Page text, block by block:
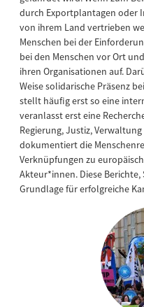
durch Exportplantagen oder
von ihrem Land vertrieben
Menschen bei der
bei den Menschen vor Ort
ihren Organisationen auf.
Weise solidarische Präsenz
stellt häufig erst so eine
veranlasst erst eine
Regierung, Justiz,
dokumentiert die
Verknüpfungen zu
Akteur*innen. Diese
Grundlage für erfolgreiche